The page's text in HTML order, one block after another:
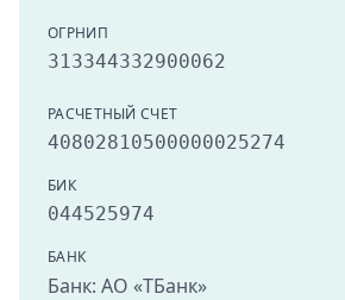
ОГРНИП
313344332900062
РАСЧЕТНЫЙ СЧЕТ
40802810500000025274
БИК
044525974
БАНК
Банк: АО «ТБанк»